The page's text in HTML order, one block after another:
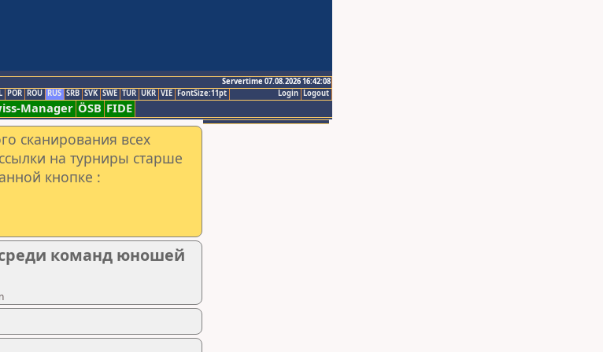
Servertime 07.08.2026 16:42:08
Logout
Login
POR ROU RUS SRB SVK SWE TUR UKR VIE FontSize:11pt
Manager ÖSB FIDE
сканирования всех
на турниры старше
кнопке :
команд юношей